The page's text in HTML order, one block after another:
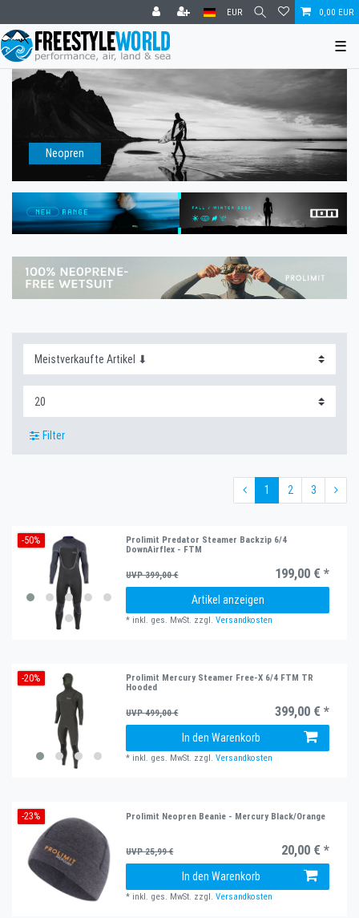
EUR 0,00 EUR
☰
Neopren
Filter
1 2 3
-50%
Prolimit Predator Steamer Backzip 6/4
DownAirflex - FTM
UVP 399,00 € 199,00 € *
Artikel anzeigen
* inkl. ges. MwSt. zzgl.Versandkosten
-20%
Prolimit Mercury Steamer Free-X 6/4 FTM TR
Hooded
UVP 499,00 € 399,00 € *
In den Warenkorb
* inkl. ges. MwSt. zzgl.Versandkosten
-23% Prolimit Neopren Beanie - Mercury Black/Orange
UVP 25,99 € 20,00 € *
In den Warenkorb
* inkl. ges. MwSt. zzgl.Versandkosten